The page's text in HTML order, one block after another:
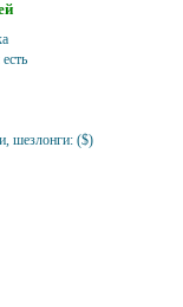
шезлонги: ($)